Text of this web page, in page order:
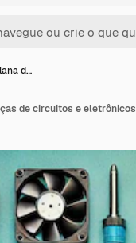
d…
de circuitos e eletrônicos